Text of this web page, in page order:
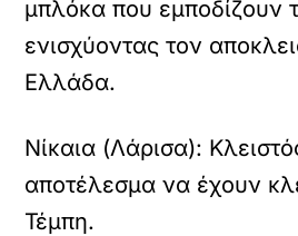
μπλόκα που εμποδίζουν
ενισχύοντας τον
Ελλάδα.
Νίκαια (Λάρισα):
αποτέλεσμα να έχουν
Τέμπη.